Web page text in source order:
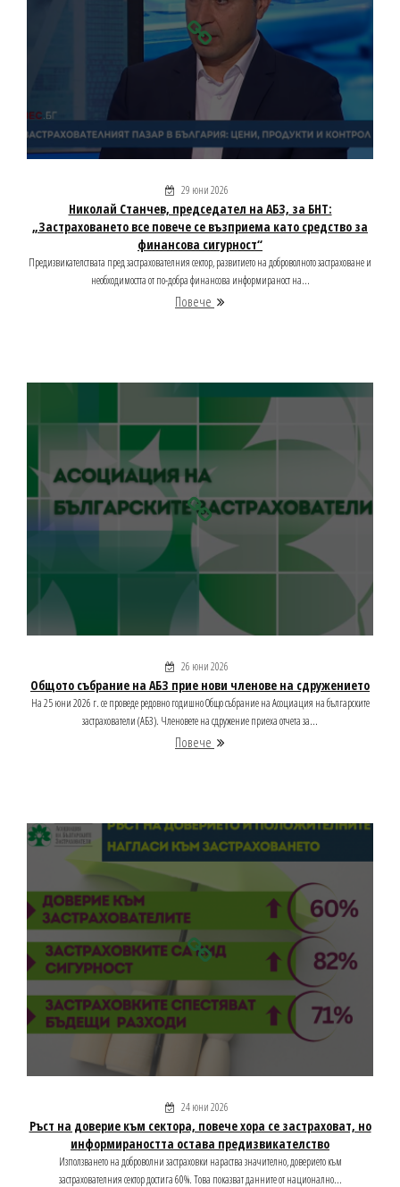
29 юни 2026
Николай Станчев, председател на АБЗ, за БНТ:
„Застраховането все повече се възприема като средство за
финансова сигурност“
Предизвикателствата пред застрахователния сектор, развитието на доброволното застраховане и
необходимостта от по-добра финансова информираност на...
Повече
26 юни 2026
Общото събрание на АБЗ прие нови членове на сдружението
На 25 юни 2026 г. се проведе редовно годишно Общо събрание на Асоциация на българските
застрахователи (АБЗ). Членовете на сдружение приеха отчета за...
Повече
24 юни 2026
Ръст на доверие към сектора, повече хора се застраховат, но
информираността остава предизвикателство
Използването на доброволни застраховки нараства значително, доверието към
застрахователния сектор достига 60%. Това показват данните от национално...